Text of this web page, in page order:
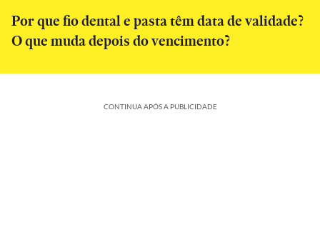
Por que fio dental e pasta têm data de validade?
O que muda depois do vencimento?
CONTINUA APÓS A PUBLICIDADE